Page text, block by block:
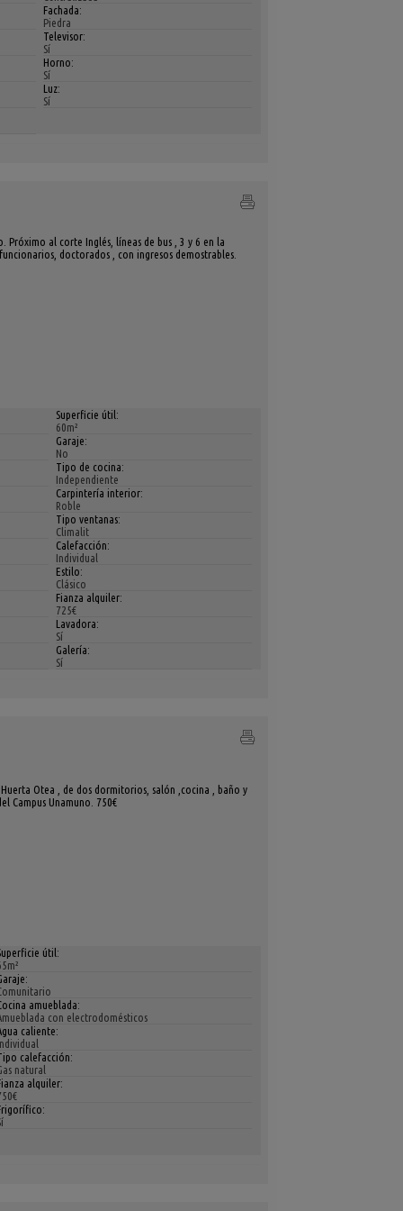
Fachada:
Piedra
Televisor:
Sí
Horno:
Sí
Luz:
Sí
al corte Inglés, líneas de bus , 3 y 6 en la
doctorados , con ingresos demostrables.
Superficie útil:
60m²
Garaje:
No
Tipo de cocina:
Independiente
Carpintería interior:
Roble
Tipo ventanas:
Climalit
Calefacción:
Individual
Estilo:
Clásico
Fianza alquiler:
725€
Lavadora:
Sí
Galería:
Sí
Huerta Otea , de dos dormitorios, salón ,cocina , baño y
Campus Unamuno. 750€
útil:
amueblada:
con electrodomésticos
caliente:
calefacción:
natural
alquiler: